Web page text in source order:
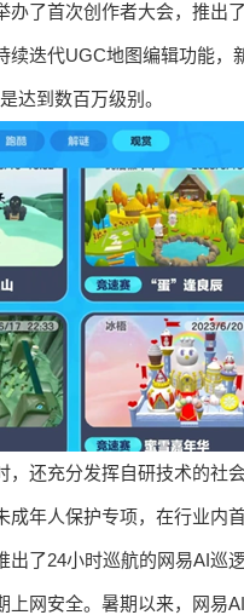
办了首次创作者大会，推出
迭代UGC地图编辑功能
达到数百万级别。
，还充分发挥自研技术的
年人保护专项，在行业内
了24小时巡航的网易AI巡
网安全。暑期以来，网易